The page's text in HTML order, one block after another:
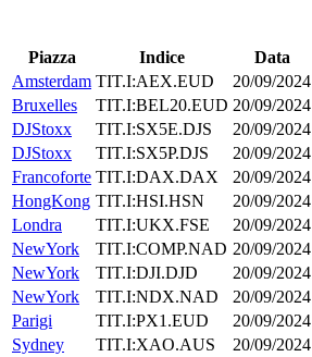
Piazza Indice Data
Amsterdam TIT.I:AEX.EUD 20/09/2024
Bruxelles
TIT.I:BEL20.EUD 20/09/2024
DJStoxx
TIT.I:SX5E.DJS 20/09/2024
DJStoxx
TIT.I:SX5P.DJS 20/09/2024
Francoforte TIT.I:DAX.DAX 20/09/2024
HongKong TIT.I:HSI.HSN 20/09/2024
Londra
TIT.I:UKX.FSE 20/09/2024
NewYork
TIT.I:COMP.NAD 20/09/2024
NewYork
TIT.I:DJI.DJD 20/09/2024
NewYork
TIT.I:NDX.NAD 20/09/2024
Parigi
TIT.I:PX1.EUD 20/09/2024
Sydney
TIT.I:XAO.AUS 20/09/2024